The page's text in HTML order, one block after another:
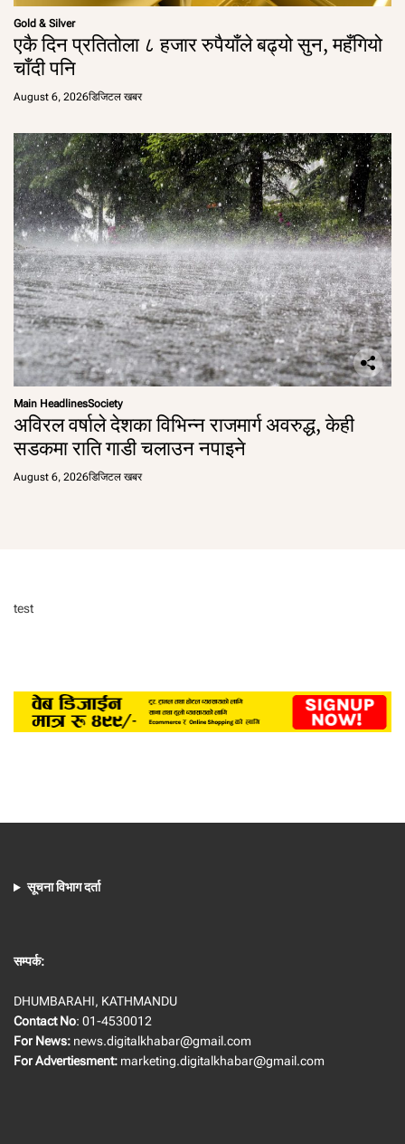
Gold & Silver
एकै दिन प्रतितोला ८ हजार रुपैयाँले बढ्यो सुन, महँगियो
चाँदी पनि
August 6, 2026डिजिटल खबर
Main HeadlinesSociety
अविरल वर्षाले देशका विभिन्न राजमार्ग अवरुद्ध, केही
सडकमा राति गाडी चलाउन नपाइने
August 6, 2026डिजिटल खबर
test
सूचना विभाग दर्ता
सम्पर्क:
DHUMBARAHI, KATHMANDU
Contact No: 01-4530012
For News: news.digitalkhabar@gmail.com
For Advertiesment: marketing.digitalkhabar@gmail.com